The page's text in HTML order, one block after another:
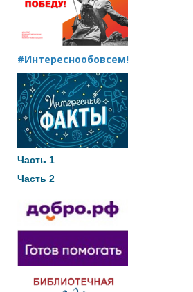
#Интереснообовсем!
Часть 1
Часть 2